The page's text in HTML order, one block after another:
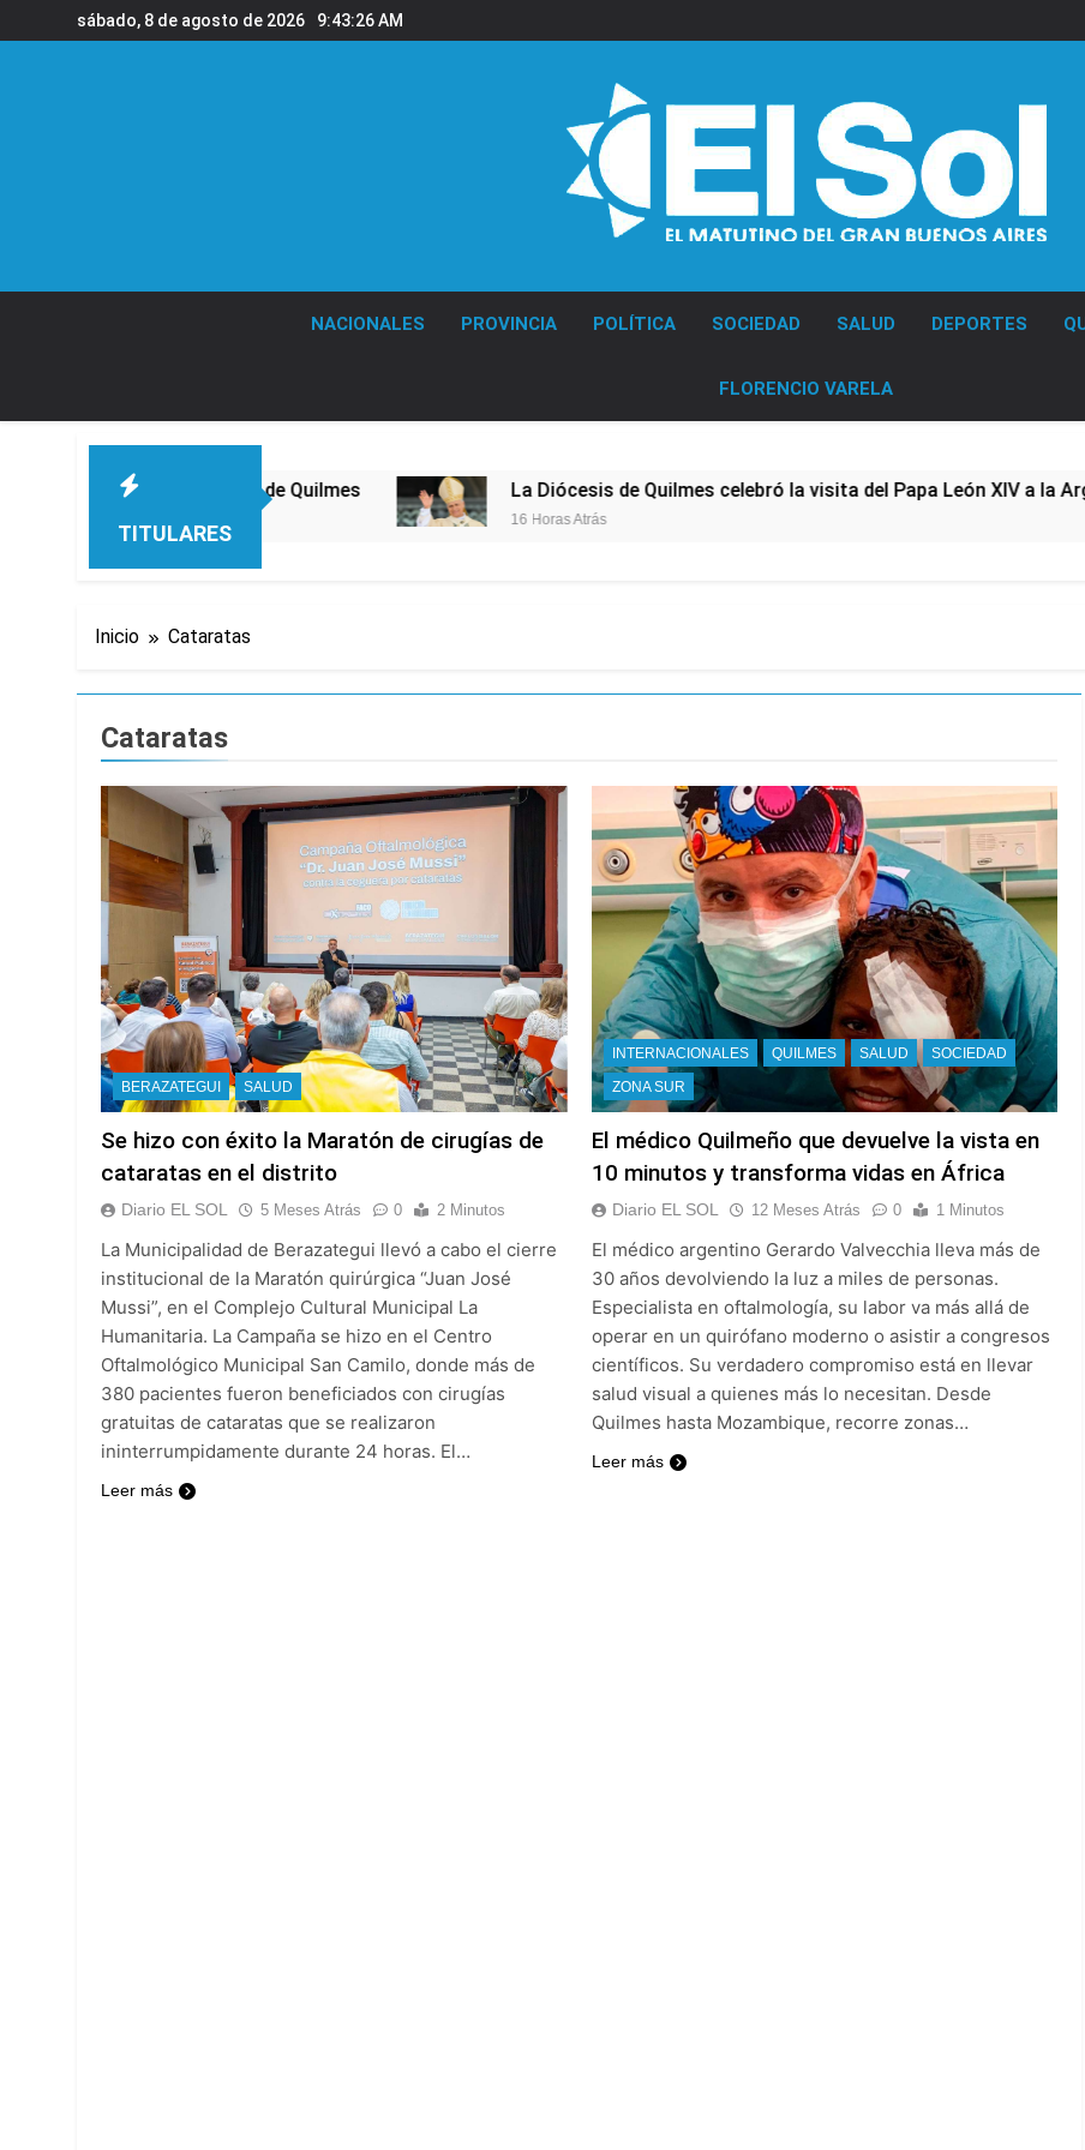
al
sábado, 8 de agosto de 2026 9:43:26 AM
NACIONALES PROVINCIA POLÍTICA SOCIEDAD SALUD DEPORTES
FLORENCIO VARELA
TITULARES
nivel en la sede de Quilmes La Diócesis de Quilmes celebró la visita del Papa León XIV a la Argentina
16 Horas Atrás
Inicio Cataratas
Cataratas
BERAZATEGUI SALUD
Se hizo con éxito la Maratón de cirugías de
cataratas en el distrito
Diario EL SOL 5 Meses Atrás 0 2 Minutos
La Municipalidad de Berazategui llevó a cabo el cierre
institucional de la Maratón quirúrgica “Juan José
Mussi”, en el Complejo Cultural Municipal La
Humanitaria. La Campaña se hizo en el Centro
Oftalmológico Municipal San Camilo, donde más de
380 pacientes fueron beneficiados con cirugías
gratuitas de cataratas que se realizaron
ininterrumpidamente durante 24 horas. El…
Leer más
INTERNACIONALES QUILMES SALUD
SOCIEDAD
ZONA SUR
El médico Quilmeño que devuelve la vista en
10 minutos y transforma vidas en África
Diario EL SOL 12 Meses Atrás 0 1 Minutos
El médico argentino Gerardo Valvecchia lleva más de
30 años devolviendo la luz a miles de personas.
Especialista en oftalmología, su labor va más allá de
operar en un quirófano moderno o asistir a congresos
científicos. Su verdadero compromiso está en llevar
salud visual a quienes más lo necesitan. Desde
Quilmes hasta Mozambique, recorre zonas…
Leer más